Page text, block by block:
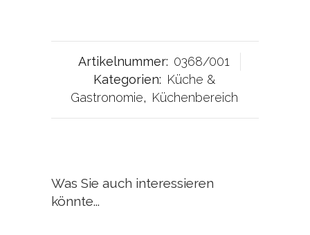
Artikelnummer: 0368/001
Kategorien: Küche &
Gastronomie, Küchenbereich
Was Sie auch interessieren
könnte...